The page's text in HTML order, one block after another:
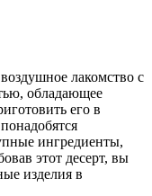
лакомство с
обладающее
его в
ингредиенты,
этот десерт, вы
изделия в